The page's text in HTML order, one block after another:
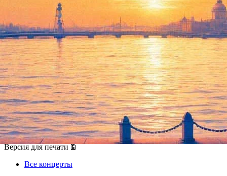
Эстонский национальный
симфонический оркестр с
маэстро Неэме Ярви
24 ноября 2012, суббота,19.00
Версия для печати
Все концерты